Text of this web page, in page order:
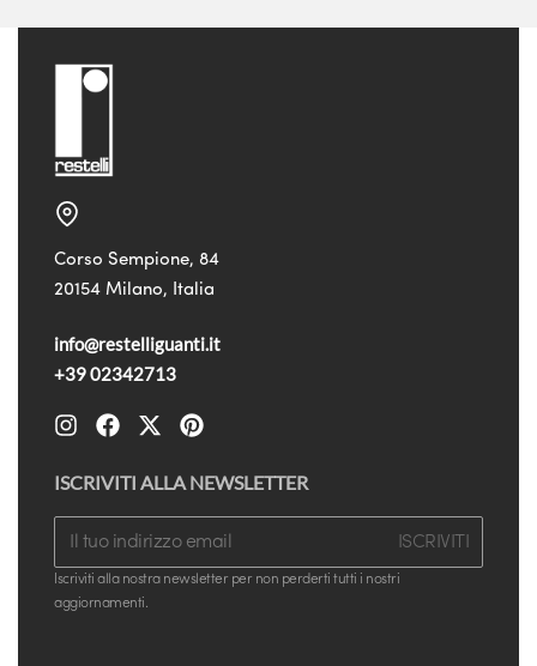
Corso Sempione, 84
20154 Milano, Italia
info@restelliguanti.it
+39 02342713
ISCRIVITI ALLA NEWSLETTER
ISCRIVITI
Iscriviti alla nostra newsletter per non perderti tutti i nostri
aggiornamenti.